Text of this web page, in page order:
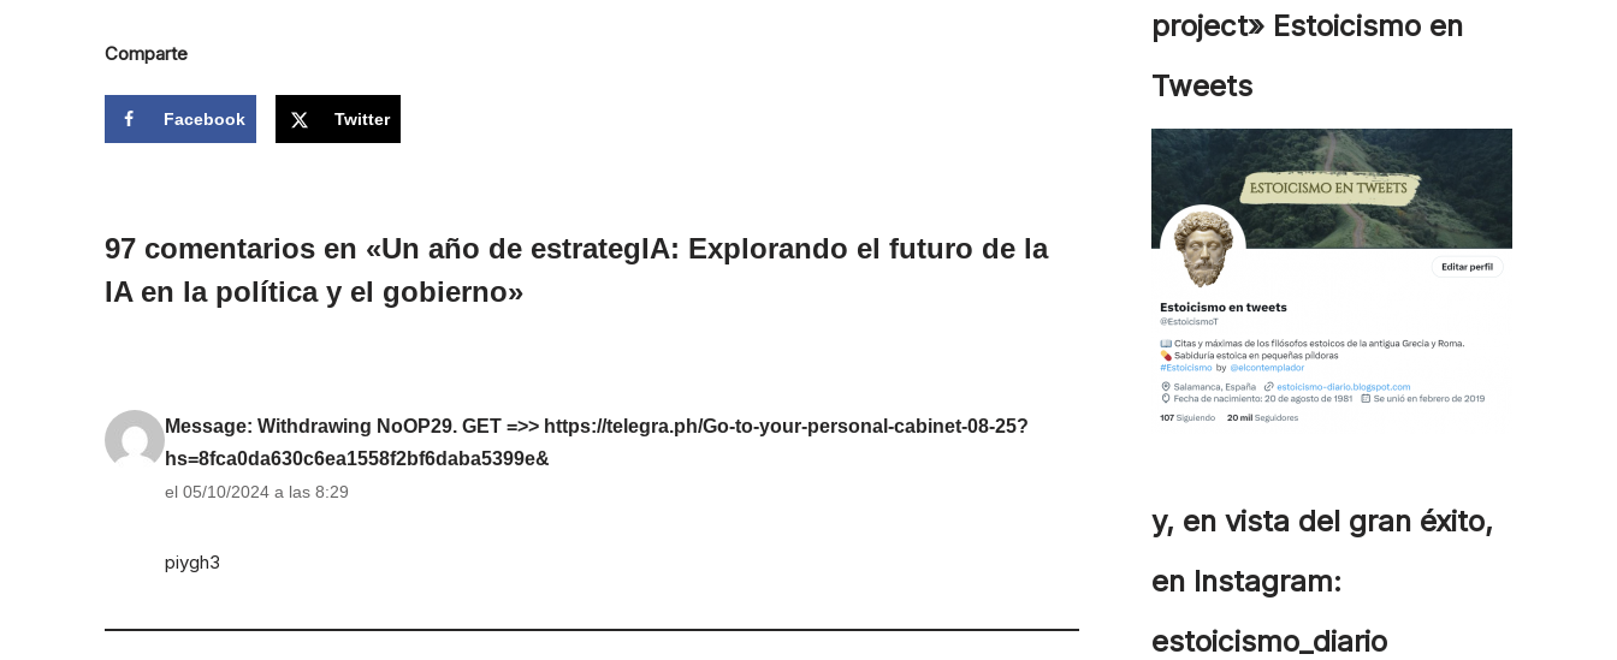
Comparte
Facebook Twitter
97 comentarios en «Un año de estrategIA: Explorando el futuro de la
IA en la política y el gobierno»
Message: Withdrawing NoOP29. GET =>> https://telegra.ph/Go-to-your-personal-cabinet-08-25?
hs=8fca0da630c6ea1558f2bf6daba5399e&
el 05/10/2024 a las 8:29
piygh3
project» Estoicismo en
Tweets
y, en vista del gran éxito,
en Instagram:
estoicismo_diario